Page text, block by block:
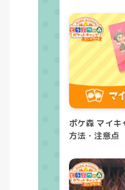
ポケ森 マイキ
方法・注意点